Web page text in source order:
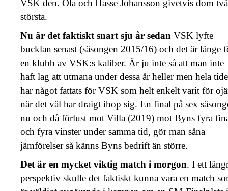
VSK den. Ola och Hasse Johansson givetvis dom två
största.
Nu är det faktiskt snart sju år sedan VSK lyfte
bucklan senast (säsongen 2015/16) och det är länge
en klubb av VSK:s kaliber. Är ju inte så att man inte
haft lag att utmana under dessa år heller men hela
har något fattats för VSK som helt enkelt varit för
när det väl har draigt ihop sig. En final på sex
nu och då förlust mot Villa (2019) mot Byns fyra
och fyra vinster under samma tid, gör man såna
jämförelser så känns Byns bedrift än större.
Det är en mycket viktig match i morgon. I ett
perspektiv skulle det faktiskt kunna vara en match